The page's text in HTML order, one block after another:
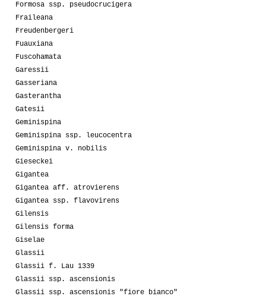
Formosa ssp. pseudocrucigera
Fraileana
Freudenbergeri
Fuauxiana
Fuscohamata
Garessii
Gasseriana
Gasterantha
Gatesii
Geminispina
Geminispina ssp. leucocentra
Geminispina v. nobilis
Gieseckei
Gigantea
Gigantea aff. atrovierens
Gigantea ssp. flavovirens
Gilensis
Gilensis forma
Giselae
Glassii
Glassii f. Lau 1339
Glassii ssp. ascensionis
Glassii ssp. ascensionis "fiore bianco"